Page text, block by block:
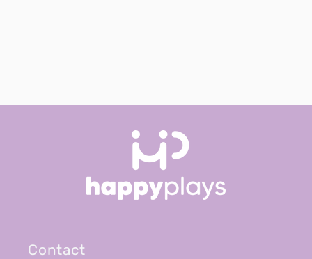
Contact